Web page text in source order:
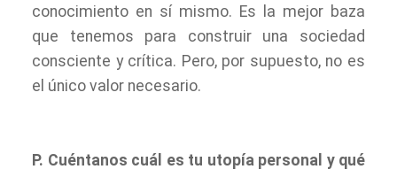
conocimiento en sí mismo. Es la mejor baza
que tenemos para construir una sociedad
consciente y crítica. Pero, por supuesto, no es
el único valor necesario.
P. Cuéntanos cuál es tu utopía personal y qué